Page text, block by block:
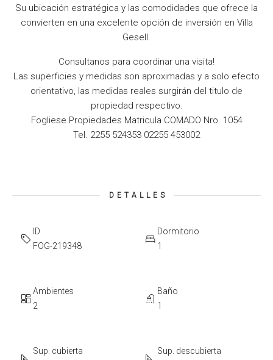
Su ubicación estratégica y las comodidades que ofrece la
convierten en una excelente opción de inversión en Villa
Gesell.
Consultanos para coordinar una visita!
Las superficies y medidas son aproximadas y a solo efecto
orientativo, las medidas reales surgirán del titulo de
propiedad respectivo.
Fogliese Propiedades Matricula COMADO Nro. 1054
Tel. 2255 524353 02255 453002
DETALLES
ID
FOG-219348
Dormitorio
1
Ambientes
2
Baño
1
Sup. cubierta
Sup. descubierta